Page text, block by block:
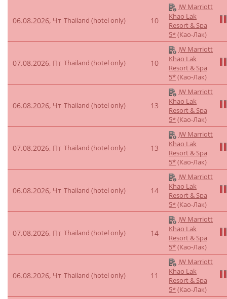
06.08.2026, Чт Thailand (hotel only) 10
JW Marriott
Khao Lak
Resort & Spa
5*(Као-Лак)
07.08.2026, Пт Thailand (hotel only) 10
JW Marriott
Khao Lak
Resort & Spa
5*(Као-Лак)
06.08.2026, Чт Thailand (hotel only) 13
JW Marriott
Khao Lak
Resort & Spa
5*(Као-Лак)
07.08.2026, Пт Thailand (hotel only) 13
JW Marriott
Khao Lak
Resort & Spa
5*(Као-Лак)
06.08.2026, Чт Thailand (hotel only) 14
JW Marriott
Khao Lak
Resort & Spa
5*(Као-Лак)
07.08.2026, Пт Thailand (hotel only) 14
JW Marriott
Khao Lak
Resort & Spa
5*(Као-Лак)
06.08.2026, Чт Thailand (hotel only) 11
JW Marriott
Khao Lak
Resort & Spa
5*(Као-Лак)